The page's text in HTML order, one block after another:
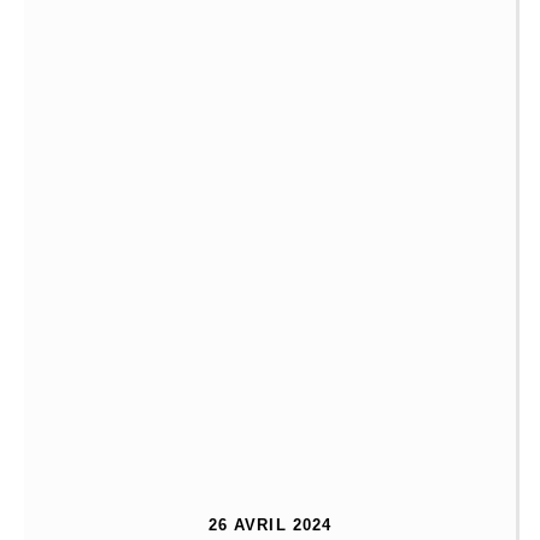
26 AVRIL 2024